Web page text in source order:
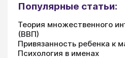
Популярные статьи:
Теория множественного
(ВВП)
Привязанность ребенка к
Психология в именах